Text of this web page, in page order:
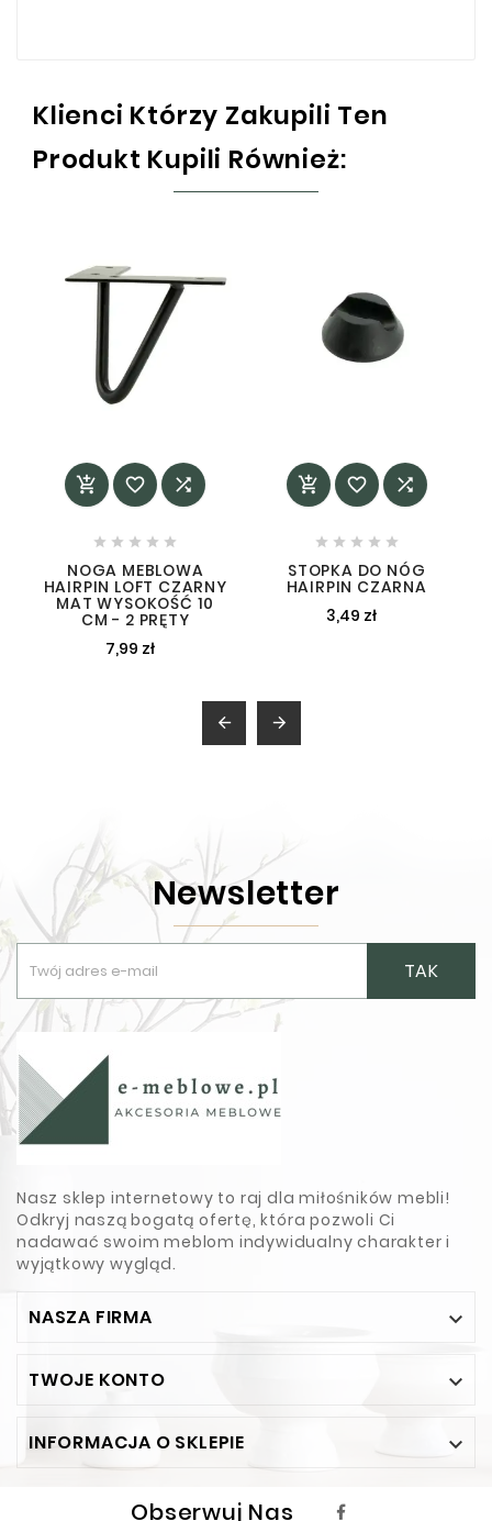
Klienci Którzy Zakupili Ten
Produkt Kupili Również:
  
    
NOGA MEBLOWA
HAIRPIN LOFT CZARNY
MAT WYSOKOŚĆ 10
CM - 2 PRĘTY
7,99 zł
  
    
STOPKA DO NÓG
HAIRPIN CZARNA
3,49 zł
 
Newsletter
TAK
Nasz sklep internetowy to raj dla miłośników mebli!
Odkryj naszą bogatą ofertę, która pozwoli Ci
nadawać swoim meblom indywidualny charakter i
wyjątkowy wygląd.
NASZA FIRMA 
TWOJE KONTO 
INFORMACJA O SKLEPIE 
Obserwuj Nas